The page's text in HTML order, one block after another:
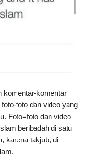
komentar-komentar
foto dan video yang
Foto=foto dan video
beribadah di satu
karena takjub, di